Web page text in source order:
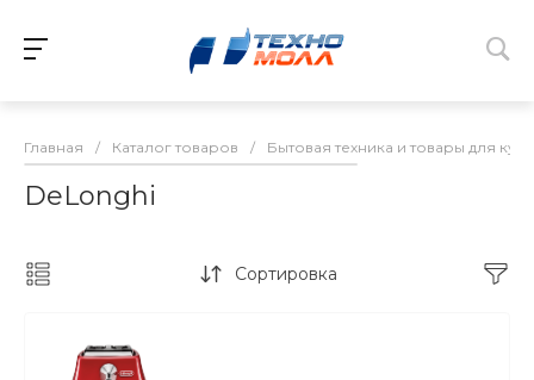
Главная / Каталог товаров / Бытовая техника и товары для
DeLonghi
Сортировка